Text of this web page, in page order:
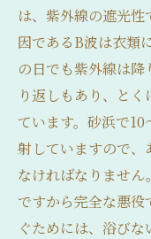
は、紫外線の遮光性
因であるB波は衣類
の日でも紫外線は
り返しもあり、と
ています。砂浜で
射していますので、
なければなりませ
ですから完全な悪
ぐためには、浴び